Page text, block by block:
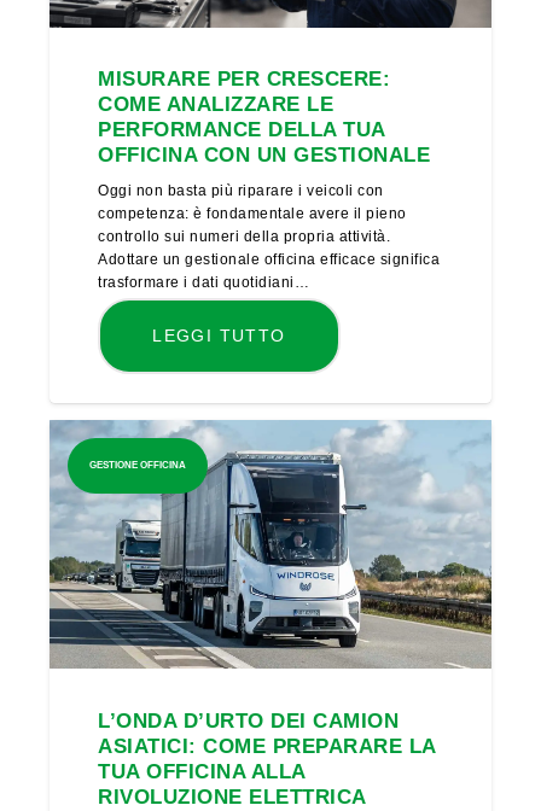
MISURARE PER CRESCERE:
COME ANALIZZARE LE
PERFORMANCE DELLA TUA
OFFICINA CON UN GESTIONALE
Oggi non basta più riparare i veicoli con
competenza: è fondamentale avere il pieno
controllo sui numeri della propria attività.
Adottare un gestionale officina efficace significa
trasformare i dati quotidiani…
LEGGI TUTTO
GESTIONE OFFICINA
L’ONDA D’URTO DEI CAMION
ASIATICI: COME PREPARARE LA
TUA OFFICINA ALLA
RIVOLUZIONE ELETTRICA